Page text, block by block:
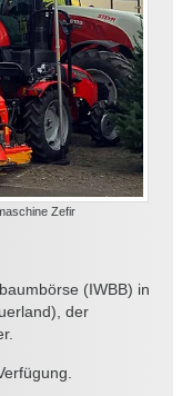
Zefir
(IWBB) in
der